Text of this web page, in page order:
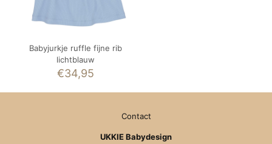
Babyjurkje ruffle fijne rib
lichtblauw
€34,95
Contact
UKKIE Babydesign